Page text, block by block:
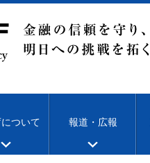
ついて 報道・広報